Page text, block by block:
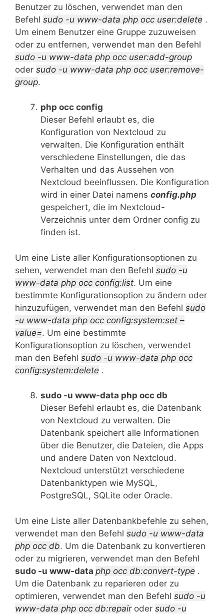
Benutzer zu löschen, verwendet man den
Befehl sudo -u www-data php occ user:delete .
Um einem Benutzer eine Gruppe zuzuweisen
oder zu entfernen, verwendet man den Befehl
sudo -u www-data php occ user:add-group
oder sudo -u www-data php occ user:remove-
group.
php occ config
Dieser Befehl erlaubt es, die
Konfiguration von Nextcloud zu
verwalten. Die Konfiguration enthält
verschiedene Einstellungen, die das
Verhalten und das Aussehen von
Nextcloud beeinflussen. Die Konfiguration
wird in einer Datei namens config.php
gespeichert, die im Nextcloud-
Verzeichnis unter dem Ordner config zu
finden ist.
Um eine Liste aller Konfigurationsoptionen zu
sehen, verwendet man den Befehl sudo -u
www-data php occ config:list. Um eine
bestimmte Konfigurationsoption zu ändern oder
hinzuzufügen, verwendet man den Befehl sudo
-u www-data php occ config:system:set –
value=. Um eine bestimmte
Konfigurationsoption zu löschen, verwendet
man den Befehl sudo -u www-data php occ
config:system:delete .
sudo -u www-data php occ db
Dieser Befehl erlaubt es, die Datenbank
von Nextcloud zu verwalten. Die
Datenbank speichert alle Informationen
über die Benutzer, die Dateien, die Apps
und andere Daten von Nextcloud.
Nextcloud unterstützt verschiedene
Datenbanktypen wie MySQL,
PostgreSQL, SQLite oder Oracle.
Um eine Liste aller Datenbankbefehle zu sehen,
verwendet man den Befehl sudo -u www-data
php occ db. Um die Datenbank zu konvertieren
oder zu migrieren, verwendet man den Befehl
sudo -u www-data php occ db:convert-type .
Um die Datenbank zu reparieren oder zu
optimieren, verwendet man den Befehl sudo -u
www-data php occ db:repairoder sudo -u